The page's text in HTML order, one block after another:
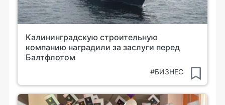
Калининградскую строительную
компанию наградили за заслуги перед
Балтфлотом
#БИЗНЕС